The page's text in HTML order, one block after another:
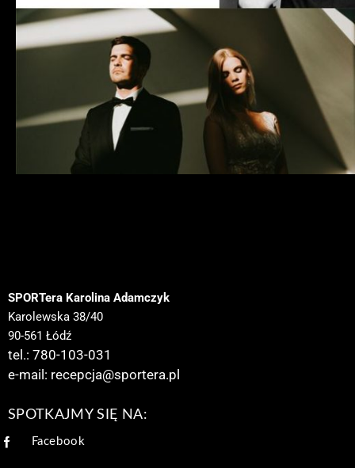
SPORTera Karolina Adamczyk
Karolewska 38/40
90-561 Łódź
tel.: 780-103-031
e-mail: recepcja@sportera.pl
SPOTKAJMY SIĘ NA:
Facebook